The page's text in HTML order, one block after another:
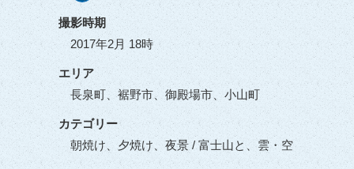
撮影時期
2017年2月 18時
エリア
長泉町、裾野市、御殿場市、小山町
カテゴリー
朝焼け、夕焼け、夜景 / 富士山と、雲・空